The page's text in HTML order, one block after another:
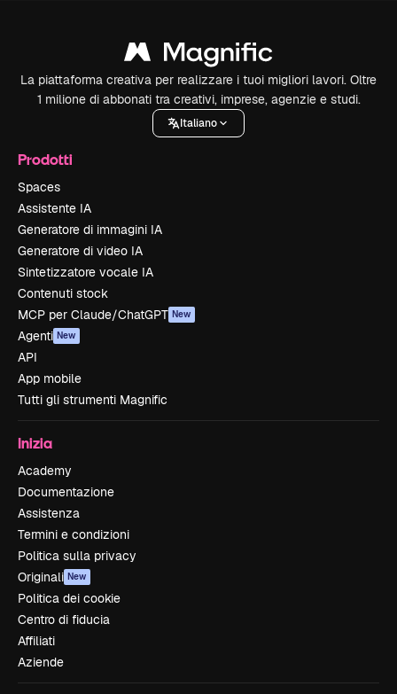
La piattaforma creativa per realizzare i tuoi migliori lavori. Oltre
1 milione di abbonati tra creativi, imprese, agenzie e studi.
Italiano
Prodotti
Spaces
Assistente IA
Generatore di immagini IA
Generatore di video IA
Sintetizzatore vocale IA
Contenuti stock
MCP per Claude/ChatGPT New
Agenti New
API
App mobile
Tutti gli strumenti Magnific
Inizia
Academy
Documentazione
Assistenza
Termini e condizioni
Politica sulla privacy
Originali New
Politica dei cookie
Centro di fiducia
Affiliati
Aziende